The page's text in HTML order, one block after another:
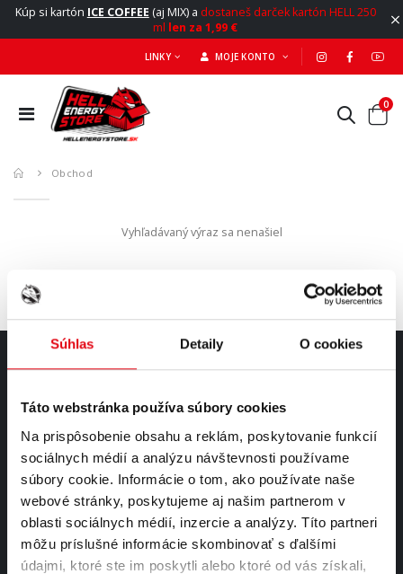
Súhlas Detaily O cookies
Táto webstránka používa súbory cookies
Na prispôsobenie obsahu a reklám, poskytovanie funkcií
sociálnych médií a analýzu návštevnosti používame
súbory cookie. Informácie o tom, ako používate naše
webové stránky, poskytujeme aj našim partnerom v
oblasti sociálnych médií, inzercie a analýzy. Títo partneri
môžu príslušné informácie skombinovať s ďalšími
údajmi, ktoré ste im poskytli alebo ktoré od vás získali,
Kúp si kartón ICE COFFEE (aj MIX) a dostaneš darček kartón HELL 250
ml len za 1,99 €
LINKY MOJE KONTO
0
Obchod
Vyhľadávaný výraz sa nenašiel
automatizovanou a ultramodernou technológiou.
čítaj viac...
KONTAKT